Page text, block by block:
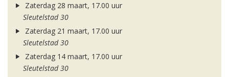
Zaterdag 28 maart, 17.00 uur
Sleutelstad 30
Zaterdag 21 maart, 17.00 uur
Sleutelstad 30
Zaterdag 14 maart, 17.00 uur
Sleutelstad 30